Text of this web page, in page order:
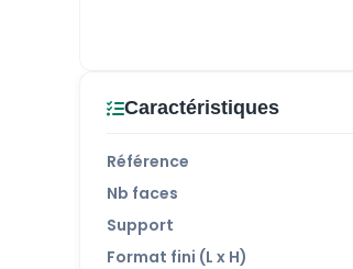
Caractéristiques
Référence
Nb faces
Support
Format fini (L x H)